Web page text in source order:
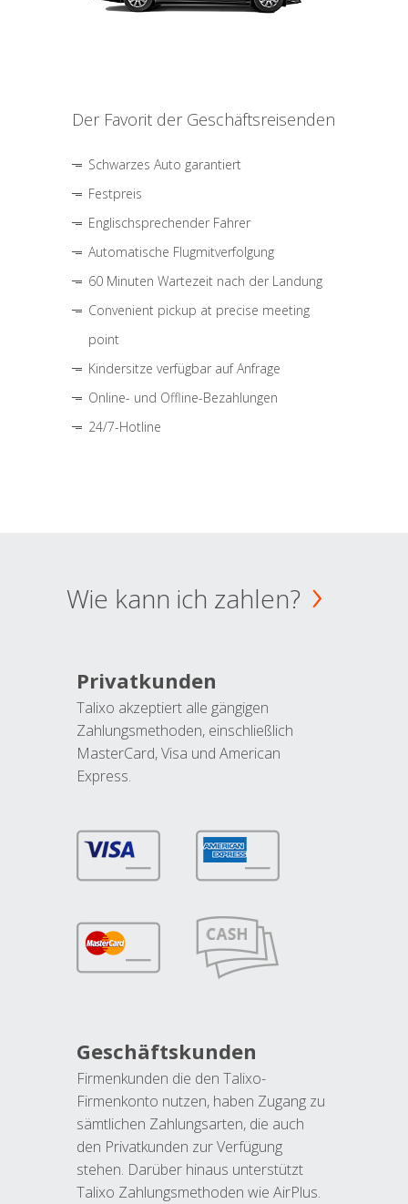
Der Favorit der Geschäftsreisenden
Schwarzes Auto garantiert
Festpreis
Englischsprechender Fahrer
Automatische Flugmitverfolgung
60 Minuten Wartezeit nach der Landung
Convenient pickup at precise meeting
point
Kindersitze verfügbar auf Anfrage
Online- und Offline-Bezahlungen
24/7-Hotline
Wie kann ich zahlen?
Privatkunden
Talixo akzeptiert alle gängigen
Zahlungsmethoden, einschließlich
MasterCard, Visa und American
Express.
Geschäftskunden
Firmenkunden die den Talixo-
Firmenkonto nutzen, haben Zugang zu
sämtlichen Zahlungsarten, die auch
den Privatkunden zur Verfügung
stehen. Darüber hinaus unterstützt
Talixo Zahlungsmethoden wie AirPlus.